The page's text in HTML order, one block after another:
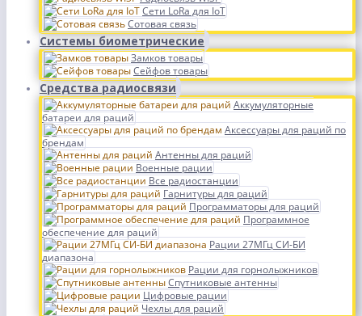
Сети LoRa для IoT
Сотовая связь
Системы биометрические
Замков товары
Сейфов товары
Средства радиосвязи
Аккумуляторные
батареи для раций
Аксессуары для раций по
брендам
Антенны для раций
Военные рации
Все радиостанции
Гарнитуры для раций
Программаторы для раций
Программное
обеспечение для раций
Рации 27МГц СИ-БИ
диапазона
Рации для горнолыжников
Спутниковые антенны
Цифровые рации
Чехлы для раций